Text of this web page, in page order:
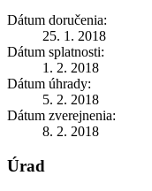
Dátum doručenia:
25. 1. 2018
Dátum splatnosti:
1. 2. 2018
Dátum úhrady:
5. 2. 2018
Dátum zverejnenia:
8. 2. 2018
Úrad